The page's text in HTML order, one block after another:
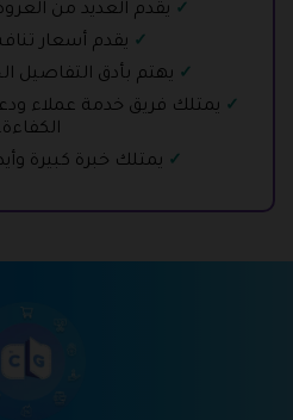
يقدم العديد من
يقدم أسعار
يهتم بأدق التفاصيل
يمتلك فريق خدمة عملاء
الكفاءة.
يمتلك خبرة كبيرة